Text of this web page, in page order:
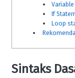
Variable
If
Loop
Sintaks